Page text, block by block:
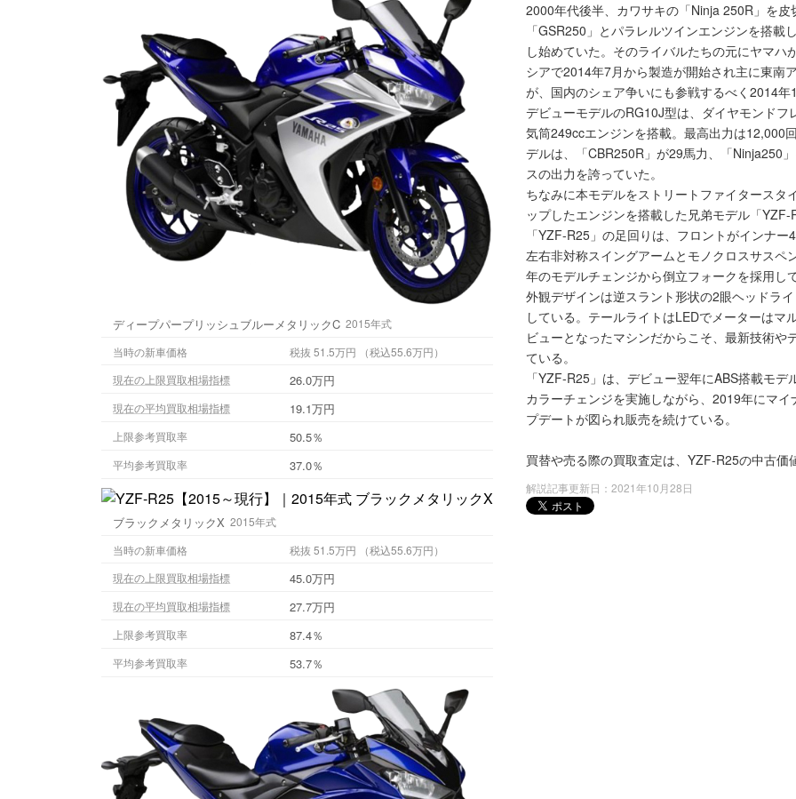
ディープパープリッシュブルーメタリックC 2015年式
当時の新車価格
税抜 51.5万円 （税込55.6万円）
現在の上限買取相場指標
26.0万円
現在の平均買取相場指標 19.1万円
上限参考買取率 50.5％
平均参考買取率 37.0％
ブラックメタリックX 2015年式
当時の新車価格
税抜 51.5万円 （税込55.6万円）
現在の上限買取相場指標
45.0万円
現在の平均買取相場指標 27.7万円
上限参考買取率 87.4％
平均参考買取率 53.7％
2000年代後半、カワサキの「Ninja 250R」を
「GSR250」とパラレルツインエンジンを搭
し始めていた。そのライバルたちの元にヤマ
シアで2014年7月から製造が開始され主に東南
が、国内のシェア争いにも参戦するべく2014
デビューモデルのRG10J型は、ダイヤモンド
気筒249ccエンジンを搭載。最高出力は12,000
デルは、「CBR250R」が29馬力、「Ninja250
スの出力を誇っていた。
ちなみに本モデルをストリートファイタース
ップしたエンジンを搭載した兄弟モデル「
「YZF-R25」の足回りは、フロントがインナ
左右非対称スイングアームとモノクロスサス
年のモデルチェンジから倒立フォークを採用し
外観デザインは逆スラント形状の2眼ヘッドラ
している。テールライトはLEDでメーターは
ビューとなったマシンだからこそ、最新技術
ている。
「YZF-R25」は、デビュー翌年にABS搭載モ
カラーチェンジを実施しながら、2019年にマ
プデートが図られ販売を続けている。
買替や売る際の買取査定は、YZF-R25の中古
解説記事更新日：2021年10月28日